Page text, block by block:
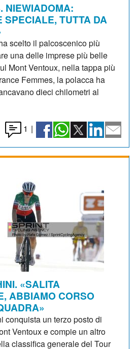
NIEWIADOMA:
SPECIALE, TUTTA DA
scelto il palcoscenico più
una delle imprese più belle
Mont Ventoux, nella tappa più
Femmes, la polacca ha
dieci chilometri al
1 |
«SALITA
ABBIAMO CORSO
conquista un terzo posto di
Ventoux e compie un altro
classifica generale del Tour